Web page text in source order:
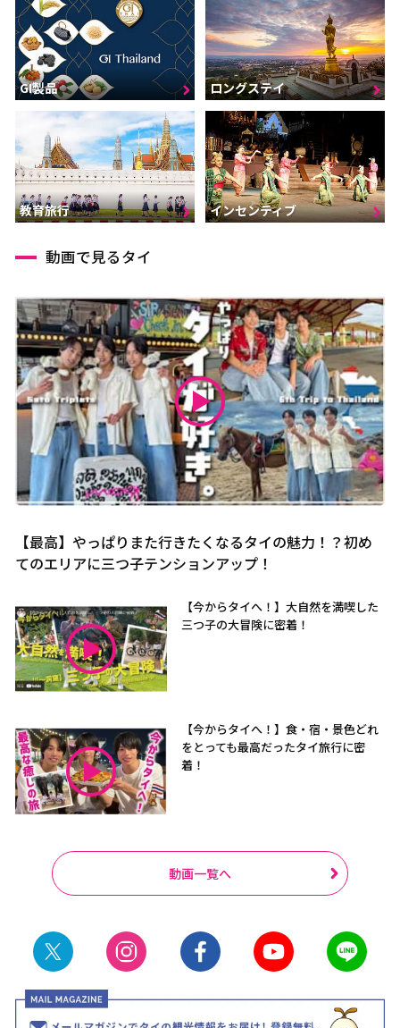
GI製品 ロングステイ
教育旅行 インセンティブ
動画で見るタイ
【最高】やっぱりまた行きたくなるタイの魅力！？初め
てのエリアに三つ子テンションアップ！
【今からタイへ！】大自然を満喫した
三つ子の大冒険に密着！
【今からタイへ！】食・宿・景色どれ
をとっても最高だったタイ旅行に密
着！
動画一覧へ